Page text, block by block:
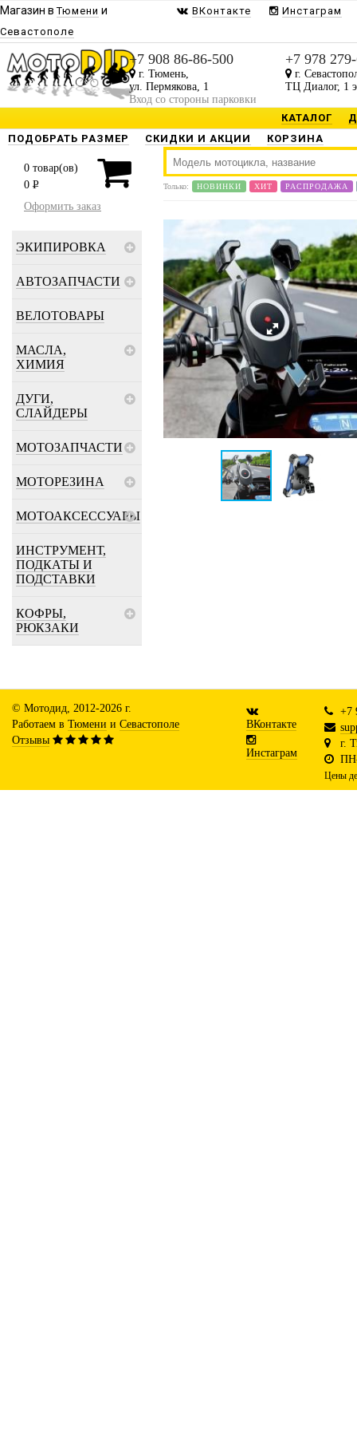
Магазин вТюмени и
Севастополе
ВКонтакте Инстаграм
+7 908 86-86-500
г. Тюмень,
ул. Пермякова, 1
Вход со стороны парковки
+7 978
г.
ТЦ Диалог, 1
КАТАЛОГ
ПОДОБРАТЬ РАЗМЕР
СКИДКИ И АКЦИИ КОРЗИНА
0 товар(ов)
0 P
Оформить заказ
ЭКИПИРОВКА
АВТОЗАПЧАСТИ
ВЕЛОТОВАРЫ
МАСЛА,
ХИМИЯ
ДУГИ,
СЛАЙДЕРЫ
МОТОЗАПЧАСТИ
МОТОРЕЗИНА
МОТОАКСЕССУАРЫ
ИНСТРУМЕНТ,
ПОДКАТЫ И
ПОДСТАВКИ
КОФРЫ,
РЮКЗАКИ
Только: НОВИНКИ ХИТ РАСПРОДАЖА
© Мотодид, 2012-2026 г.
Работаем в Тюмени и Севастополе
Отзывы
ВКонтакте
Инстаграм
+7
г.
Цены